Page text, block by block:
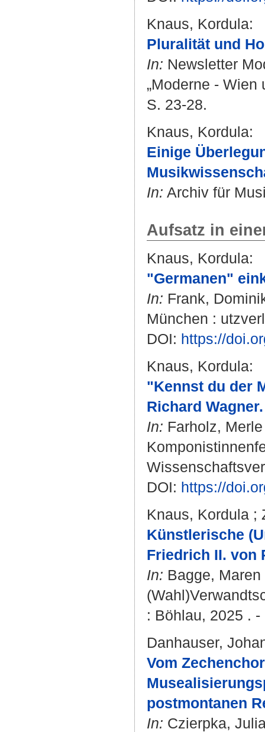
Knaus, Kordula:
Pluralität und
In: Newsletter
„Moderne - Wien
S. 23-28.
Knaus, Kordula:
Einige
In: Archiv für
Aufsatz in
Knaus, Kordula:
"Germanen"
In: Frank,
München :
DOI: https://
Knaus, Kordula:
"Kennst du der
Richard Wagner.
In: Farholz, Merle
DOI: https://
Knaus, Kordula ;
Künstlerische
Friedrich II. von
In: Bagge, Maren
: Böhlau, 2025 .
Danhauser,
Vom
postmontanen
In: Czierpka,